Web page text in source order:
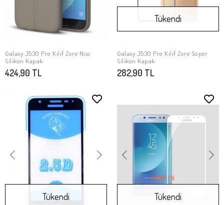
SEPETE EKLE
Galaxy J530 Pro Kılıf Zore Niss
Silikon Kapak
424,90 TL
Stokta Yok
Tükendi
Galaxy J530 Pro Kılıf Zore Süper
Silikon Kapak
282,90 TL
Tükendi Tükendi